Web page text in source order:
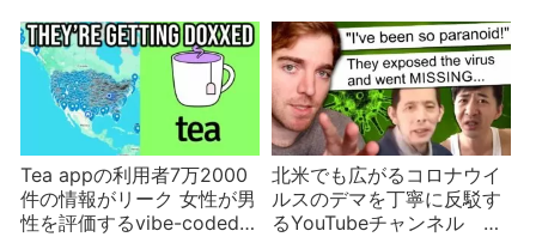
Tea appの利用者7万2000
件の情報がリーク 女性が男
性を評価するvibe-codedア
北米でも広がるコロナウイ
ルスのデマを丁寧に反駁す
るYouTubeチャンネル 陰